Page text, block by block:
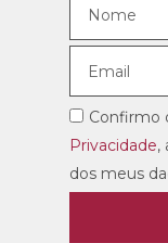
Confirmo
Privacidade,
dos meus